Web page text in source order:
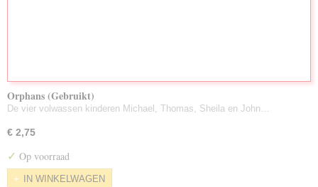
Orphans (Gebruikt)
De vier volwassen kinderen Michael, Thomas, Sheila en John…
€ 2,75
✓ Op voorraad
IN WINKELWAGEN